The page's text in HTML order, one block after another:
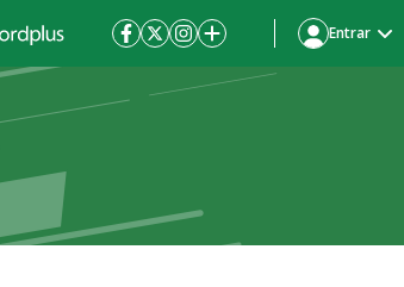
Entrar